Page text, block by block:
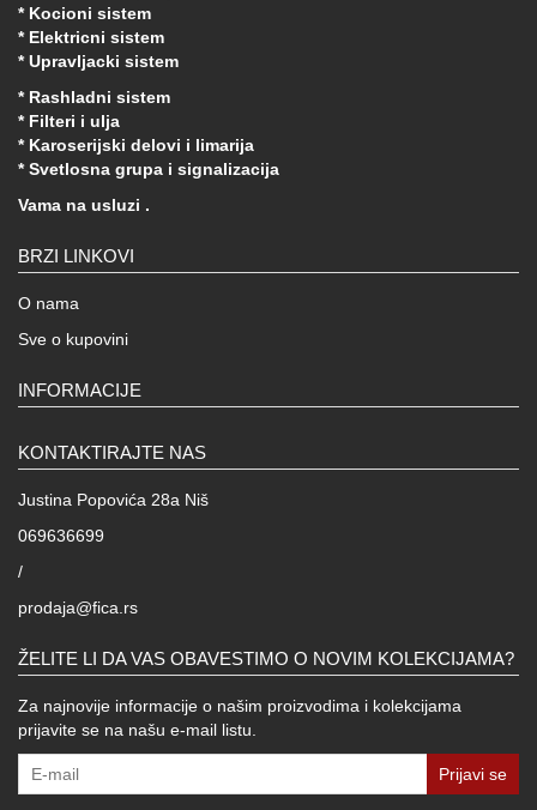
* Kocioni sistem
* Elektricni sistem
* Upravljacki sistem
* Rashladni sistem
* Filteri i ulja
* Karoserijski delovi i limarija
* Svetlosna grupa i signalizacija
Vama na usluzi .
BRZI LINKOVI
O nama
Sve o kupovini
INFORMACIJE
KONTAKTIRAJTE NAS
Justina Popovića 28a Niš
069636699
/
prodaja@fica.rs
ŽELITE LI DA VAS OBAVESTIMO O NOVIM KOLEKCIJAMA?
Za najnovije informacije o našim proizvodima i kolekcijama
prijavite se na našu e-mail listu.
Prijavi se